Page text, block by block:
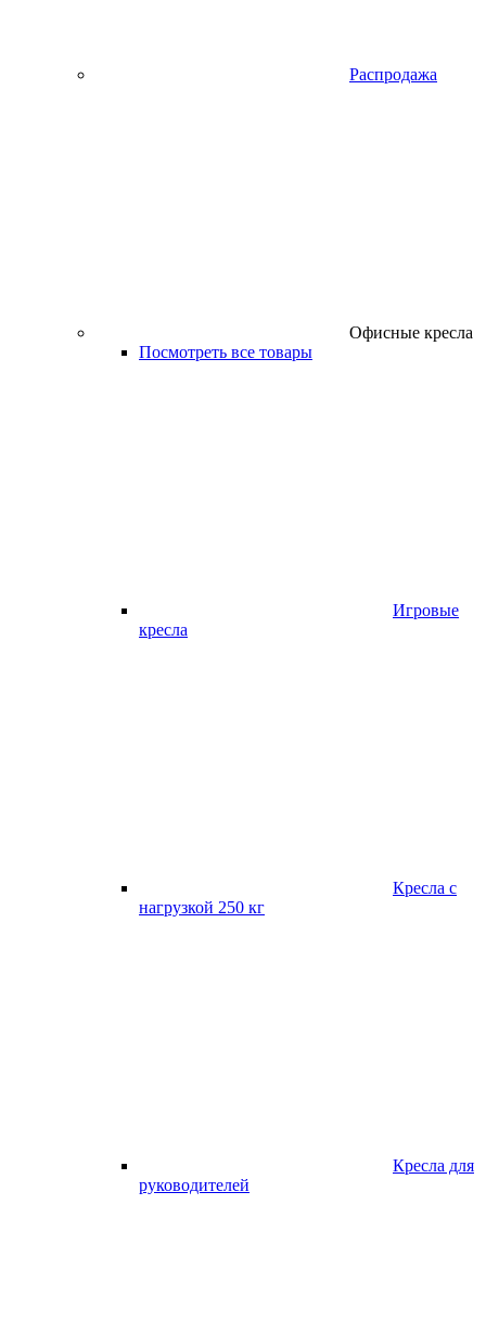
Распродажа
Офисные кресла
Посмотреть все товары
Игровые
кресла
Кресла с
нагрузкой 250 кг
Кресла для
руководителей